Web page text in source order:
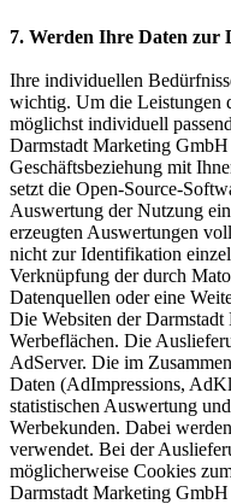
7. Werden Ihre Daten zur
Ihre individuellen
wichtig. Um die Leistungen
möglichst individuell
Darmstadt Marketing GmbH
Geschäftsbeziehung mit
setzt die Open-Source-
Auswertung der Nutzung
erzeugten Auswertungen
nicht zur Identifikation
Verknüpfung der durch
Datenquellen oder eine
Die Websiten der
Werbeflächen. Die
AdServer. Die im
Daten (AdImpressions,
statistischen Auswertung
Werbekunden. Dabei
verwendet. Bei der
möglicherweise Cookies
Darmstadt Marketing